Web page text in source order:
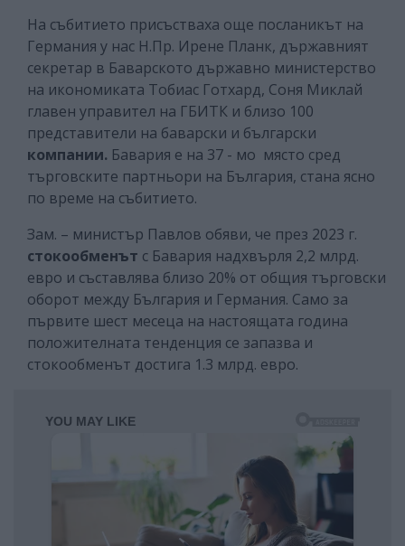
На събитието присъстваха още посланикът на
Германия у нас Н.Пр. Ирене Планк, държавният
секретар в Баварското държавно министерство
на икономиката Тобиас Готхард, Соня Миклай
главен управител на ГБИТК и близо 100
представители на баварски и български
компании. Бавария е на 37 - мо място сред
търговските партньори на България, стана ясно
по време на събитието.
Зам. – министър Павлов обяви, че през 2023 г.
стокообменът с Бавария надхвърля 2,2 млрд.
евро и съставлява близо 20% от общия търговски
оборот между България и Германия. Само за
първите шест месеца на настоящата година
положителната тенденция се запазва и
стокообменът достига 1.3 млрд. евро.